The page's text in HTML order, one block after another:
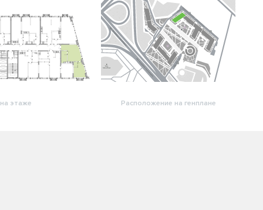
этаже Расположение на генплане